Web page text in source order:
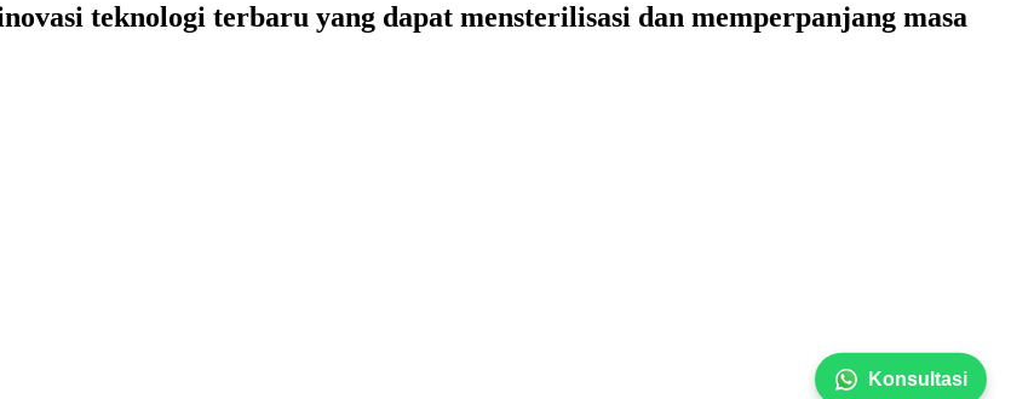
teknologi terbaru yang dapat mensterilisasi dan memperpanjang masa
Konsultasi